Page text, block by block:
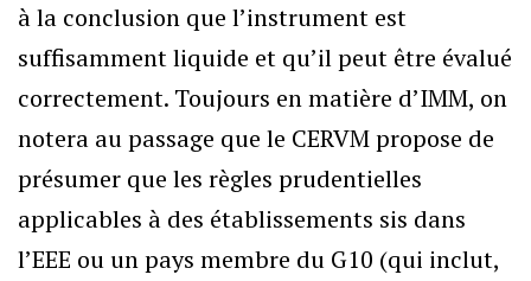
à la conclusion que l’instrument est
suffisamment liquide et qu’il peut être évalué
correctement. Toujours en matière d’IMM, on
notera au passage que le CERVM propose de
présumer que les règles prudentielles
applicables à des établissements sis dans
l’EEE ou un pays membre du G10 (qui inclut,